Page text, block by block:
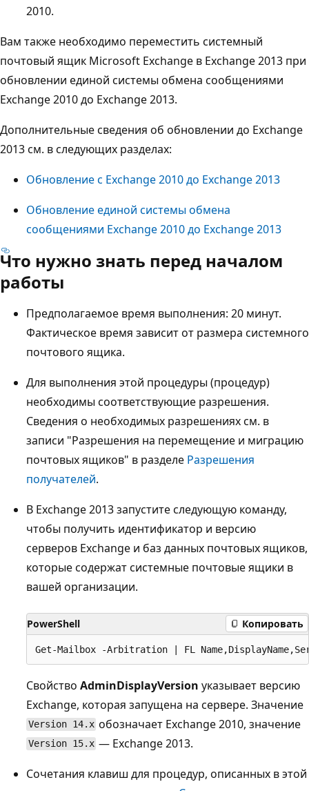
2010.
Вам также необходимо переместить системный
почтовый ящик Microsoft Exchange в Exchange 2013 при
обновлении единой системы обмена сообщениями
Exchange 2010 до Exchange 2013.
Дополнительные сведения об обновлении до Exchange
2013 см. в следующих разделах:
Обновление с Exchange 2010 до Exchange 2013
Обновление единой системы обмена
сообщениями Exchange 2010 до Exchange 2013
Что нужно знать перед началом
работы
Предполагаемое время выполнения: 20 минут.
Фактическое время зависит от размера системного
почтового ящика.
Для выполнения этой процедуры (процедур)
необходимы соответствующие разрешения.
Сведения о необходимых разрешениях см. в
записи "Разрешения на перемещение и миграцию
почтовых ящиков" в разделе Разрешения
получателей.
В Exchange 2013 запустите следующую команду,
чтобы получить идентификатор и версию
серверов Exchange и баз данных почтовых ящиков,
которые содержат системные почтовые ящики в
вашей организации.
PowerShell Копировать
Свойство AdminDisplayVersion указывает версию
Exchange, которая запущена на сервере. Значение
Version 14.x обозначает Exchange 2010, значение
Version 15.x — Exchange 2013.
Сочетания клавиш для процедур, описанных в этой